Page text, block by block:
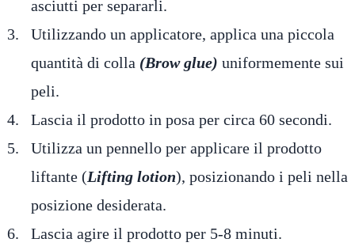
asciutti per separarli.
Utilizzando un applicatore, applica una piccola
quantità di colla (Brow glue) uniformemente sui
peli.
Lascia il prodotto in posa per circa 60 secondi.
Utilizza un pennello per applicare il prodotto
liftante (Lifting lotion), posizionando i peli nella
posizione desiderata.
Lascia agire il prodotto per 5-8 minuti.